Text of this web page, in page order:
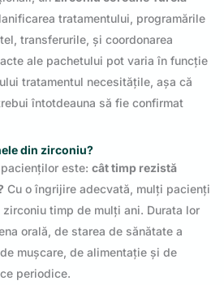
tratamentului, programările
transferurile, și coordonarea
ale pachetului pot varia în funcție
tratamentul necesitățile, așa că
întotdeauna să fie confirmat
din zirconiu?
este: cât timp rezistă
Cu o îngrijire adecvată, mulți pacienți
timp de mulți ani. Durata lor
orală, de starea de sănătate a
mușcare, de alimentație și de
periodice.